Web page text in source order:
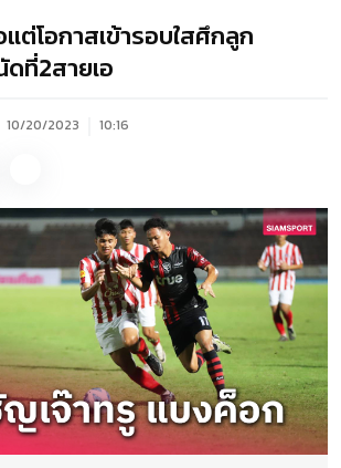
โอกาสเข้ารอบใสศึกลูก
ดที่2สายเอ
10/20/2023 10:16